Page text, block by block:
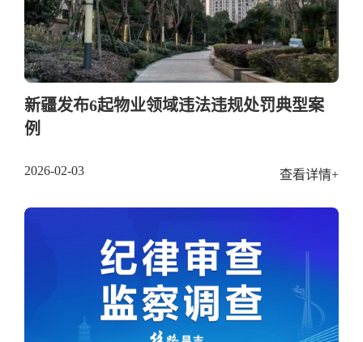
新疆发布6起物业领域违法违规处罚典型案
例
2026-02-03 查看详情+